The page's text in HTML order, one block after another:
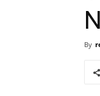
By